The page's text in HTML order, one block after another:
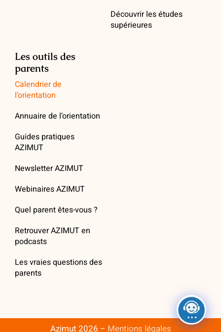
Découvrir les études
supérieures
Les outils des
parents
Calendrier de
l’orientation
Annuaire de l’orientation
Guides pratiques
AZIMUT
Newsletter AZIMUT
Webinaires AZIMUT
Quel parent êtes-vous ?
Retrouver AZIMUT en
podcasts
Les vraies questions des
parents
Azimut 2026 – Mentions légales